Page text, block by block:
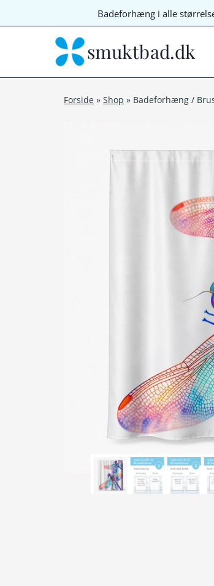
til
Badeforhæng i alle
smuktbad.dk
Forside » Shop » Badeforhæng /